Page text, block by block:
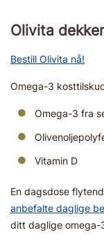
Olivita dekker
Bestill Olivita nå!
Omega-3
Omega-3 fra
Vitamin D
En dagsdose
anbefalte daglige
ditt daglige omega-